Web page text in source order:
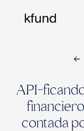
API-
contada